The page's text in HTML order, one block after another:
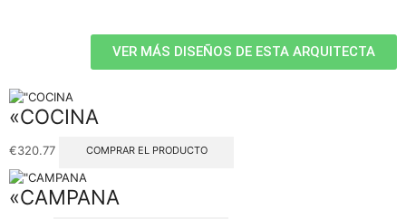
VER MÁS DISEÑOS DE ESTA ARQUITECTA
«COCINA
€320.77 COMPRAR EL PRODUCTO
«CAMPANA